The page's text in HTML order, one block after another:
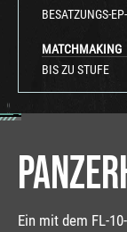
BESATZUNGS-
MATCHMAKING
BIS ZU STUFE
Ein mit dem FL-